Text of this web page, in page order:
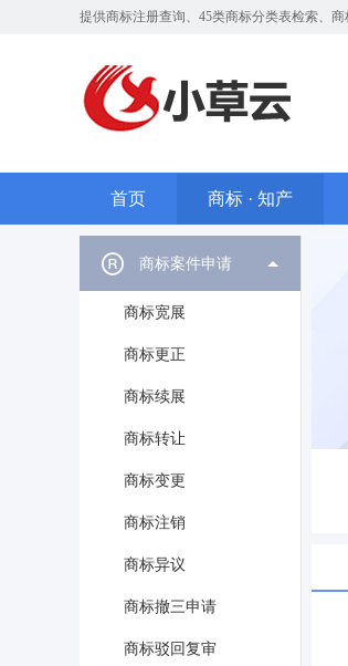
首页 商标 · 知产
商标案件申请
商标宽展
商标更正
商标续展
商标转让
商标变更
商标注销
商标异议
商标撤三申请
商标驳回复审